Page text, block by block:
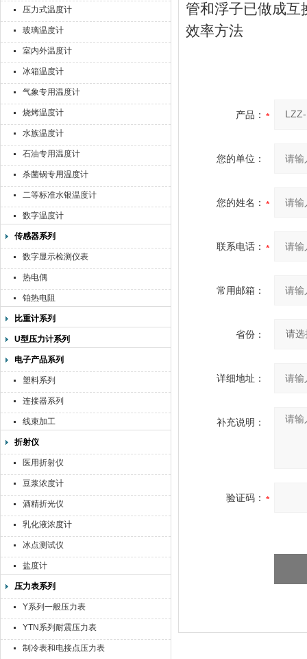
压力式温度计
玻璃温度计
室内外温度计
冰箱温度计
气象专用温度计
烧烤温度计
水族温度计
石油专用温度计
杀菌锅专用温度计
二等标准水银温度计
数字温度计
传感器系列
数字显示检测仪表
热电偶
铂热电阻
比重计系列
U型压力计系列
电子产品系列
塑料系列
连接器系列
线束加工
折射仪
医用折射仪
豆浆浓度计
酒精折光仪
乳化液浓度计
冰点测试仪
盐度计
压力表系列
Y系列一般压力表
YTN系列耐震压力表
制冷表和电接点压力表
管和浮子已做成互
效率方法
产品：
您的单位：
您的姓名：
联系电话：
常用邮箱：
省份：
详细地址：
补充说明：
验证码：